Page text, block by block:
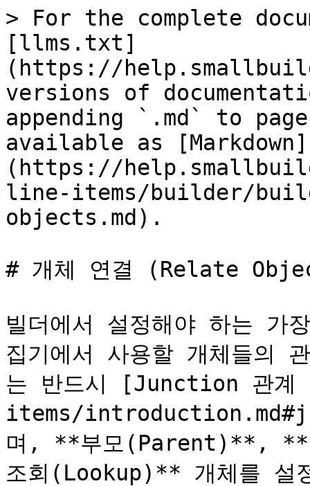
> For the complete
[llms.txt]
(https://
versions of
appending `.md` to
available as [Markdown]
(https://
line-items/builder/
objects.md).
# 개체 연결 (Relate
빌더에서 설정해야 하는 가
집기에서 사용할 개체들의
는 반드시 [Junction 관
items/
며, **부모(Parent)**,
조회(Lookup)** 개체를 설